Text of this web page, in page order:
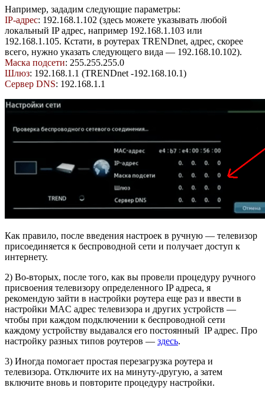
Например, зададим следующие параметры:
IP-адрес: 192.168.1.102 (здесь можете указывать любой
локальный IP адрес, например 192.168.1.103 или
192.168.1.105. Кстати, в роутерах TRENDnet, адрес, скорее
всего, нужно указать следующего вида — 192.168.10.102).
Маска подсети: 255.255.255.0
Шлюз: 192.168.1.1 (TRENDnet -192.168.10.1)
Сервер DNS: 192.168.1.1
Как правило, после введения настроек в ручную — телевизор
присоединяется к беспроводной сети и получает доступ к
интернету.
2) Во-вторых, после того, как вы провели процедуру ручного
присвоения телевизору определенного IP адреса, я
рекомендую зайти в настройки роутера еще раз и ввести в
настройки MAC адрес телевизора и других устройств —
чтобы при каждом подключении к беспроводной сети
каждому устройству выдавался его постоянный IP адрес. Про
настройку разных типов роутеров — здесь.
3) Иногда помогает простая перезагрузка роутера и
телевизора. Отключите их на минуту-другую, а затем
включите вновь и повторите процедуру настройки.